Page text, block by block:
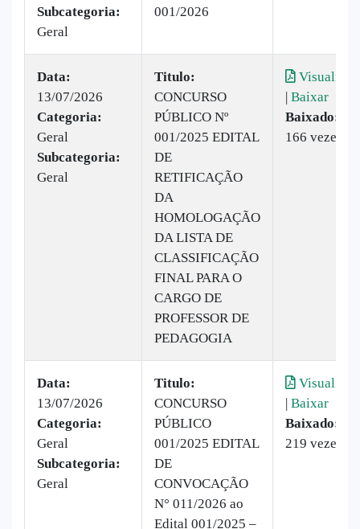
Subcategoria:
Geral
001/2026
Data:
13/07/2026
Categoria:
Geral
Subcategoria:
Geral
Titulo:
CONCURSO
PÚBLICO Nº
001/2025 EDITAL
DE
RETIFICAÇÃO
DA
HOMOLOGAÇÃO
DA LISTA DE
CLASSIFICAÇÃO
FINAL PARA O
CARGO DE
PROFESSOR DE
PEDAGOGIA
Visualizar
| Baixar
Baixado:
166 vezes
Data:
13/07/2026
Categoria:
Geral
Subcategoria:
Geral
Titulo:
CONCURSO
PÚBLICO
001/2025 EDITAL
DE
CONVOCAÇÃO
N° 011/2026 ao
Edital 001/2025 –
Visualizar
| Baixar
Baixado:
219 vezes